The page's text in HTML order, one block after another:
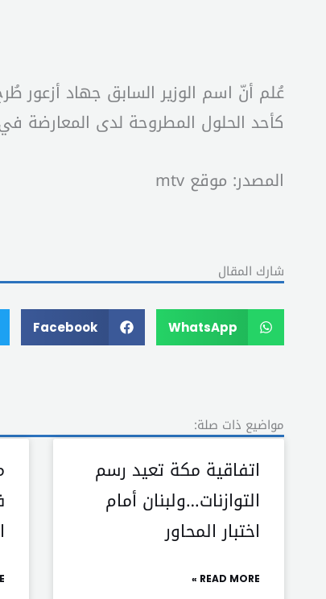
عُلم أنّ اسم الوزير السابق جهاد أزعور
كأحد الحلول المطروحة لدى المعارضة في جلسة ٩ كانون
المصدر: موقع mtv
شارك المقال
WhatsApp
Facebook
مواضيع ذات صلة:
اتفاقية مكة تعيد رسم
التوازنات…ولبنان أمام
اختبار المحاور
READ MORE »